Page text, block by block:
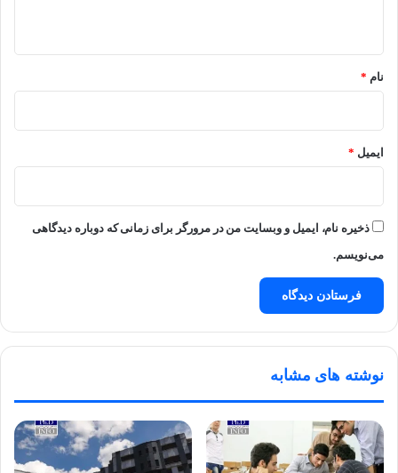
نام *
ایمیل *
ذخیره نام، ایمیل و وبسایت من در مرورگر برای زمانی که دوباره دیدگاهی
می‌نویسم.
نوشته های مشابه